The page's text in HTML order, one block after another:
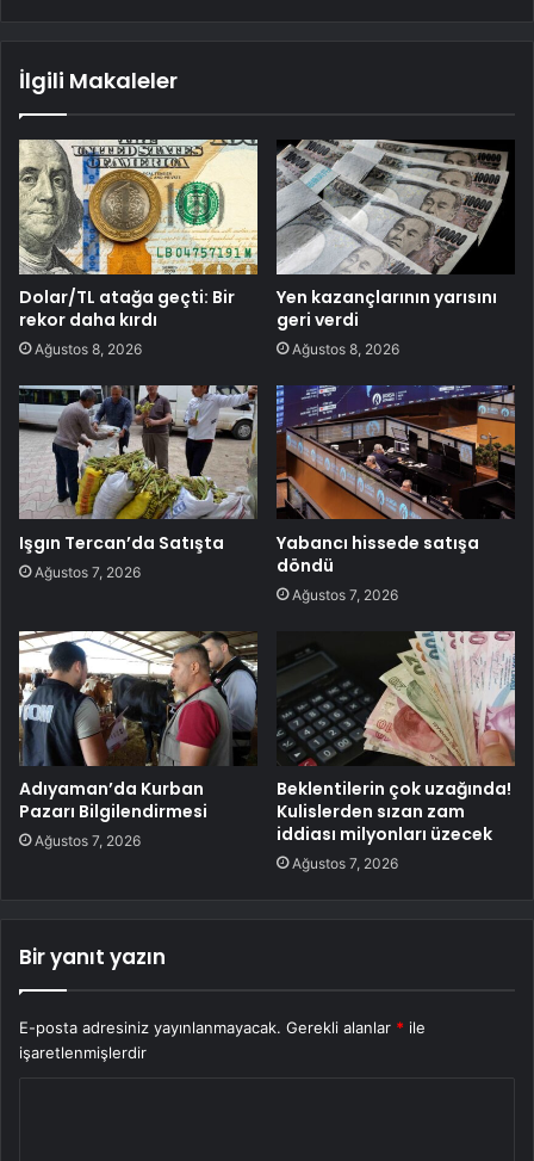
İlgili Makaleler
Dolar/TL atağa geçti: Bir
rekor daha kırdı
Ağustos 8, 2026
Yen kazançlarının yarısını
geri verdi
Ağustos 8, 2026
Işgın Tercan’da Satışta
Ağustos 7, 2026
Yabancı hissede satışa
döndü
Ağustos 7, 2026
Adıyaman’da Kurban
Pazarı Bilgilendirmesi
Ağustos 7, 2026
Beklentilerin çok uzağında!
Kulislerden sızan zam
iddiası milyonları üzecek
Ağustos 7, 2026
Bir yanıt yazın
E-posta adresiniz yayınlanmayacak. Gerekli alanlar * ile
işaretlenmişlerdir